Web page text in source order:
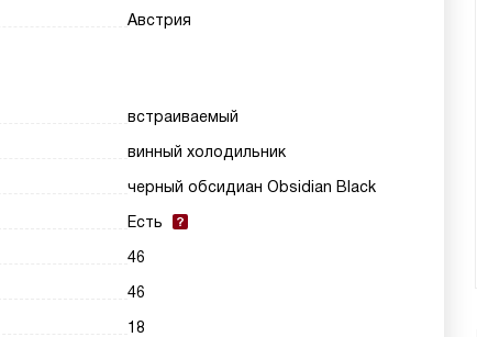
Австрия
встраиваемый
винный холодильник
черный обсидиан Obsidian Black
Есть
46
46
18